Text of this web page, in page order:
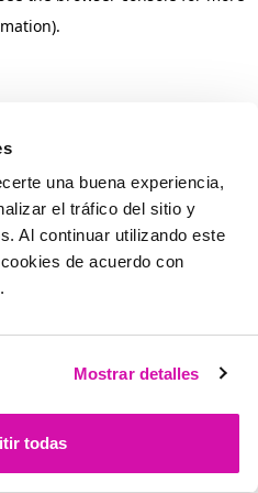
una buena experiencia,
el tráfico del sitio y
Al continuar utilizando este
de acuerdo con
.
Mostrar detalles
todas
.